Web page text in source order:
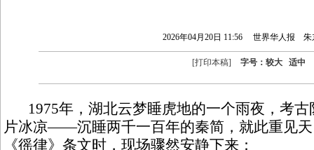
2026年04月20日 11:56 世界华人报 朱
[打印本稿] 字号： 较大 适中
1975年，湖北云梦睡虎地的一个雨夜，考古
片冰凉——沉睡两千一百年的秦简，就此重见
《徭律》条文时，现场骤然安静下来：